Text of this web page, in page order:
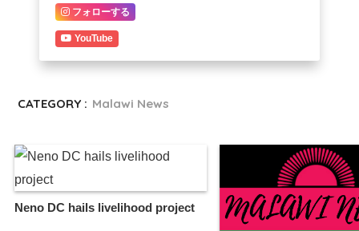
フォローする
YouTube
CATEGORY : Malawi News
Neno DC hails livelihood project